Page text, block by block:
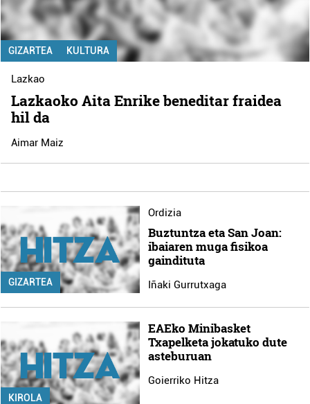
GIZARTEA KULTURA
Lazkao
Lazkaoko Aita Enrike beneditar fraidea
hil da
Aimar Maiz
GIZARTEA
Ordizia
Buztuntza eta San Joan:
ibaiaren muga fisikoa
gaindituta
Iñaki Gurrutxaga
KIROLA
EAEko Minibasket
Txapelketa jokatuko dute
asteburuan
Goierriko Hitza